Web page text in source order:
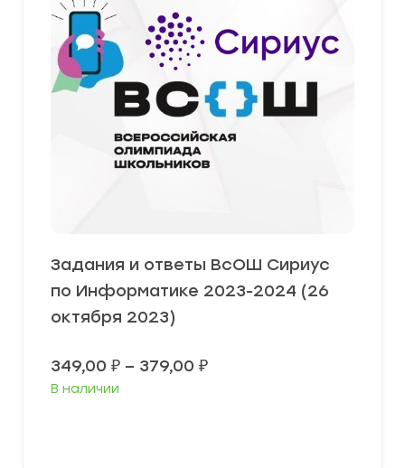
Задания и ответы ВсОШ Сириус
по Информатике 2023-2024 (26
октября 2023)
349,00 ₽ – 379,00 ₽Диапазон
В наличии